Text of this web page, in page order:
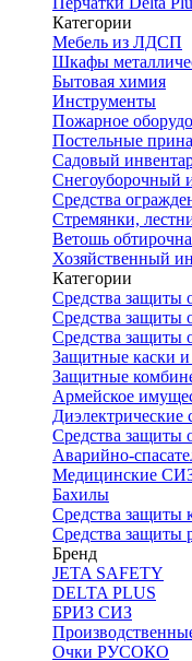
Категории
Мебель из ЛДСП
Шкафы
Бытовая химия
Инструменты
Пожарное
Постельные
Садовый
Снегоуборочный
Средства
Стремянки,
Ветошь
Хозяйственный
Категории
Средства защиты
Средства защиты
Средства защиты
Защитные каски и
Защитные
Армейское
Диэлектрические
Средства защиты
Аварийно-
Медицинские
Бахилы
Средства защиты
Средства защиты
Бренд
JETA SAFETY
DELTA PLUS
БРИЗ СИЗ
Очки РУСОКО